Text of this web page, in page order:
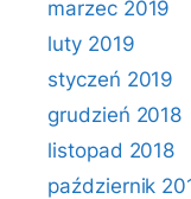
marzec 2019
luty 2019
styczeń 2019
grudzień 2018
listopad 2018
październik